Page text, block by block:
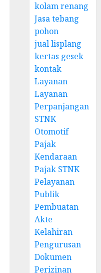
kolam renang
Jasa tebang
pohon
jual lisplang
kertas gesek
kontak
Layanan
Layanan
Perpanjangan
STNK
Otomotif
Pajak
Kendaraan
Pajak STNK
Pelayanan
Publik
Pembuatan
Akte
Kelahiran
Pengurusan
Dokumen
Perizinan